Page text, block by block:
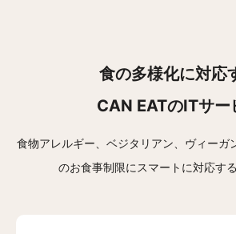
食の多様化に対応
CAN EATのITサー
食物アレルギー、ベジタリアン、ヴィーガ
のお食事制限にスマートに対応す